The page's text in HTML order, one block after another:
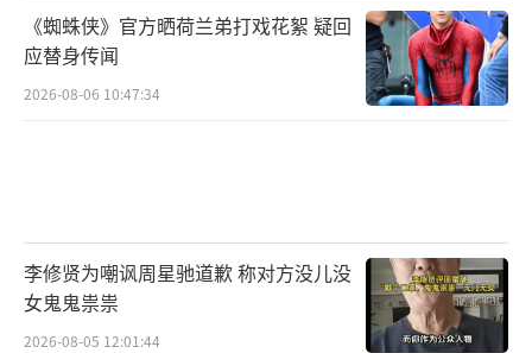
《蜘蛛侠》官方晒荷兰弟打戏花絮 疑回
应替身传闻
2026-08-06 10:47:34
李修贤为嘲讽周星驰道歉 称对方没儿没
女鬼鬼祟祟
2026-08-05 12:01:44